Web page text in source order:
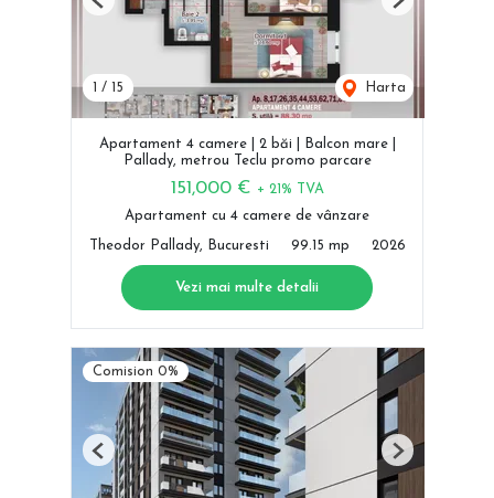
/ 15 Harta
Previous Next
Apartament 4 camere | 2 băi | Balcon mare |
Pallady, metrou Teclu promo parcare
151,000 € + 21% TVA
Apartament cu 4 camere de vânzare
Theodor Pallady, Bucuresti 99.15 mp 2026
Vezi mai multe detalii
Comision 0%
Previous Next